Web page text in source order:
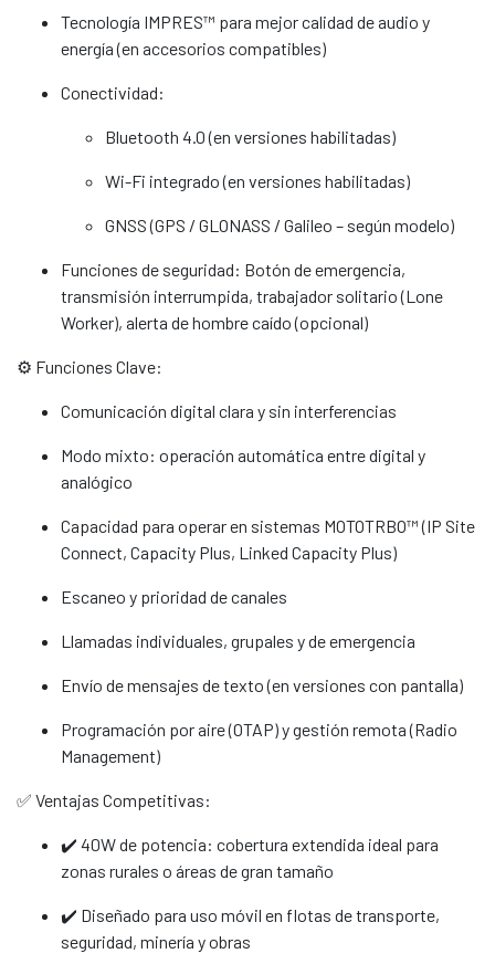
Tecnología IMPRES™ para mejor calidad de audio y
energía (en accesorios compatibles)
Conectividad:
Bluetooth 4.0 (en versiones habilitadas)
Wi-Fi integrado (en versiones habilitadas)
GNSS (GPS / GLONASS / Galileo – según modelo)
Funciones de seguridad: Botón de emergencia,
transmisión interrumpida, trabajador solitario (Lone
Worker), alerta de hombre caído (opcional)
⚙️ Funciones Clave:
Comunicación digital clara y sin interferencias
Modo mixto: operación automática entre digital y
analógico
Capacidad para operar en sistemas MOTOTRBO™ (IP Site
Connect, Capacity Plus, Linked Capacity Plus)
Escaneo y prioridad de canales
Llamadas individuales, grupales y de emergencia
Envío de mensajes de texto (en versiones con pantalla)
Programación por aire (OTAP) y gestión remota (Radio
Management)
✅ Ventajas Competitivas:
✔️ 40W de potencia: cobertura extendida ideal para
zonas rurales o áreas de gran tamaño
✔️ Diseñado para uso móvil en flotas de transporte,
seguridad, minería y obras